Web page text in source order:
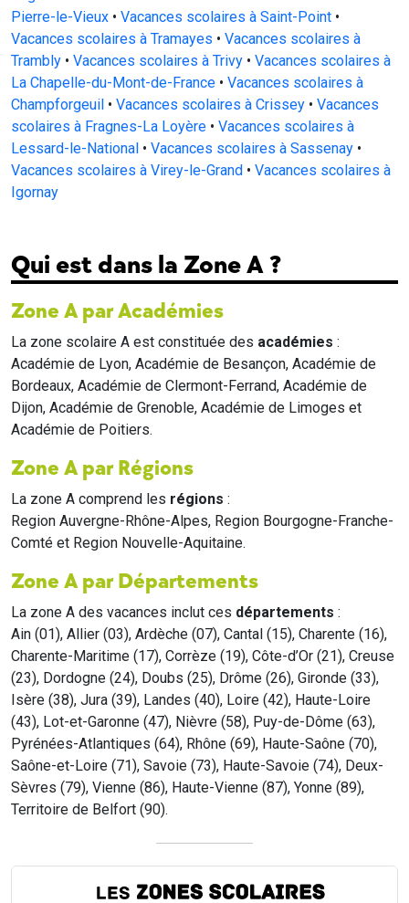
Pierre-le-Vieux • Vacances scolaires à Saint-Point •
Vacances scolaires à Tramayes • Vacances scolaires à
Trambly • Vacances scolaires à Trivy • Vacances scolaires à
La Chapelle-du-Mont-de-France • Vacances scolaires à
Champforgeuil • Vacances scolaires à Crissey • Vacances
scolaires à Fragnes-La Loyère • Vacances scolaires à
Lessard-le-National • Vacances scolaires à Sassenay •
Vacances scolaires à Virey-le-Grand • Vacances scolaires à
Igornay
Qui est dans la Zone A ?
Zone A par Académies
La zone scolaire A est constituée des académies :
Académie de Lyon, Académie de Besançon, Académie de
Bordeaux, Académie de Clermont-Ferrand, Académie de
Dijon, Académie de Grenoble, Académie de Limoges et
Académie de Poitiers.
Zone A par Régions
La zone A comprend les régions :
Region Auvergne-Rhône-Alpes, Region Bourgogne-Franche-
Comté et Region Nouvelle-Aquitaine.
Zone A par Départements
La zone A des vacances inclut ces départements :
Ain (01), Allier (03), Ardèche (07), Cantal (15), Charente (16),
Charente-Maritime (17), Corrèze (19), Côte-d’Or (21), Creuse
(23), Dordogne (24), Doubs (25), Drôme (26), Gironde (33),
Isère (38), Jura (39), Landes (40), Loire (42), Haute-Loire
(43), Lot-et-Garonne (47), Nièvre (58), Puy-de-Dôme (63),
Pyrénées-Atlantiques (64), Rhône (69), Haute-Saône (70),
Saône-et-Loire (71), Savoie (73), Haute-Savoie (74), Deux-
Sèvres (79), Vienne (86), Haute-Vienne (87), Yonne (89),
Territoire de Belfort (90).